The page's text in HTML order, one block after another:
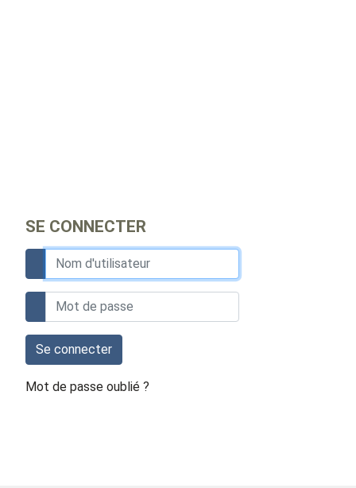
SE CONNECTER
Se connecter
Mot de passe oublié ?